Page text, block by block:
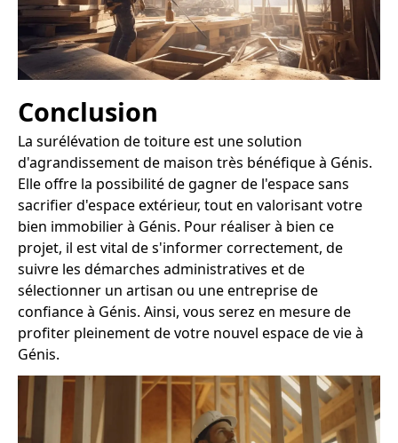
Conclusion
La surélévation de toiture est une solution
d'agrandissement de maison très bénéfique à Génis.
Elle offre la possibilité de gagner de l'espace sans
sacrifier d'espace extérieur, tout en valorisant votre
bien immobilier à Génis. Pour réaliser à bien ce
projet, il est vital de s'informer correctement, de
suivre les démarches administratives et de
sélectionner un artisan ou une entreprise de
confiance à Génis. Ainsi, vous serez en mesure de
profiter pleinement de votre nouvel espace de vie à
Génis.